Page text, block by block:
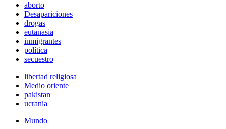
aborto
Desapariciones
drogas
eutanasia
inmigrantes
política
secuestro
libertad religiosa
Medio oriente
pakistan
ucrania
Mundo